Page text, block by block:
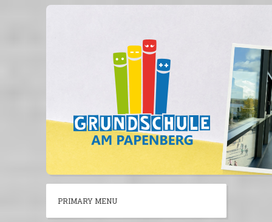
PRIMARY MENU